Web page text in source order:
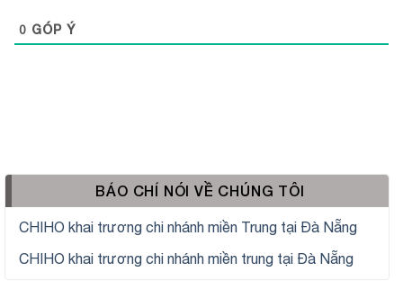
0 GÓP Ý
BÁO CHÍ NÓI VỀ CHÚNG TÔI
CHIHO khai trương chi nhánh miền Trung tại Đà Nẵng
CHIHO khai trương chi nhánh miền trung tại Đà Nẵng